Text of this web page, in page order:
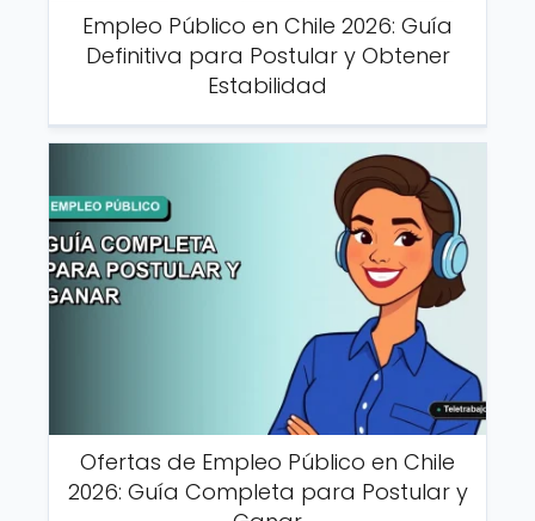
Empleo Público en Chile 2026: Guía
Definitiva para Postular y Obtener
Estabilidad
Ofertas de Empleo Público en Chile
2026: Guía Completa para Postular y